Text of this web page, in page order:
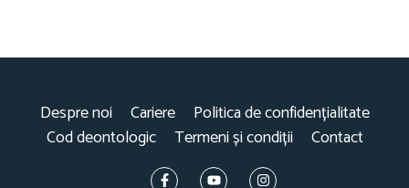
Despre noi Cariere
Politica de confidențialitate
Cod deontologic
Termeni și condiții Contact